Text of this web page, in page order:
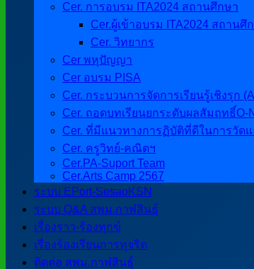
Cer. การอบรม ITA2024 สถานศึกษา
Cer.ผู้เข้าอบรม ITA2024 สถานศึ
Cer. วิทยากร
Cer พหุปัญญา
Cer อบรม PISA
Cer. กระบวนการจัดการเรียนรู้เชิงรุก
Cer. ถอดบทเรียนยกระดับผลสัมฤทธิ์O-
Cer. ที่มีแนวทางการฏิบัติที่ดีในการวัดแ
Cer. ครูวิทย์-คณิตฯ
Cer.PA-Suport Team
Cer.Arts Camp 2567
ระบบ EPort-SesaoKSN
ระบบ Q&A สพม.กาฬสินธุ์
เรื่องราว-ร้องทุกข์
เรื่องร้องเรียนการทุจริต
ติดต่อ สพม.กาฬสินธุ์